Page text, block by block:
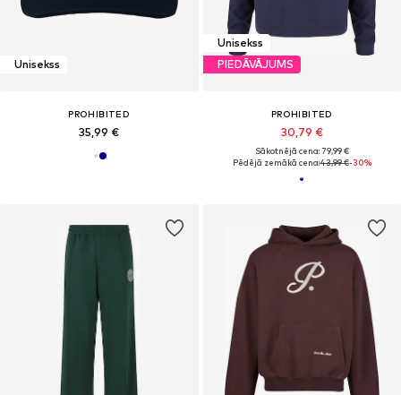
Unisekss
PROHIBITED
35,99 €
Unisekss
PIEDĀVĀJUMS
PROHIBITED
30,79 €
Sākotnējā cena: 79,99 €
Pēdējā zemākā cena:43,99 €-30%